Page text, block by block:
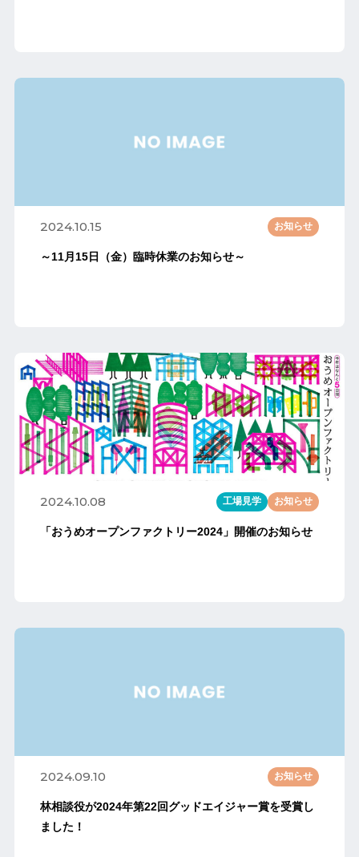
2024.10.15 お知らせ
～11月15日（金）臨時休業のお知らせ～
2024.10.08 工場見学 お知らせ
「おうめオープンファクトリー2024」開催のお知らせ
2024.09.10 お知らせ
林相談役が2024年第22回グッドエイジャー賞を受賞し
ました！